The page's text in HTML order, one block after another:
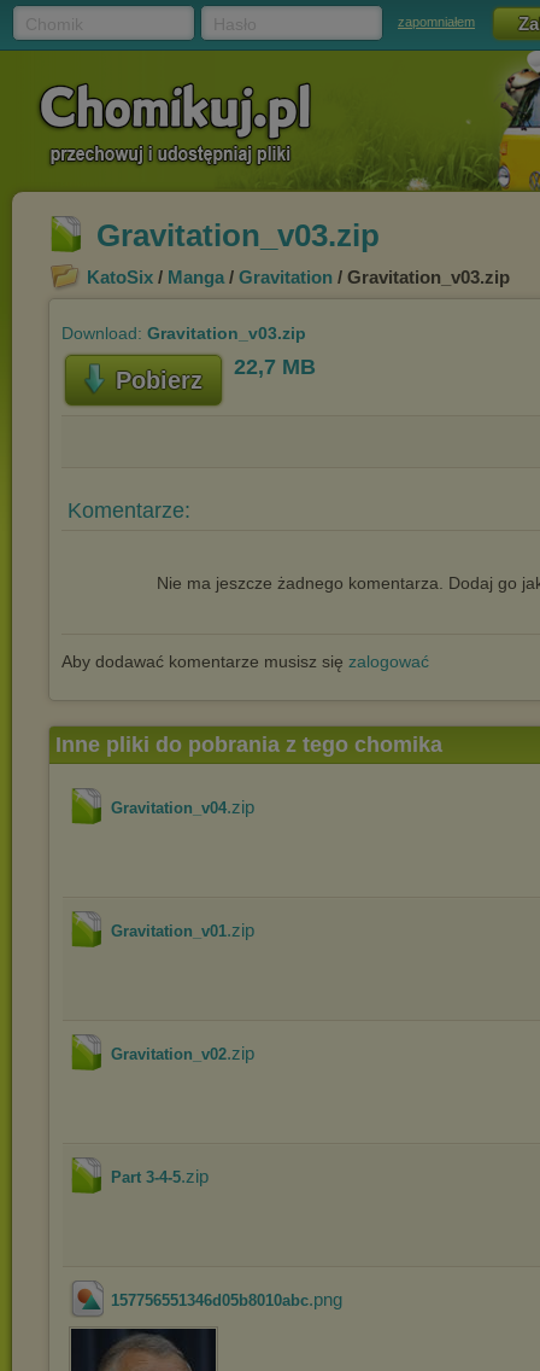
zapomniałem
Gravitation_v03.zip
KatoSix / Manga / Gravitation / Gravitation_v03.zip
Download: Gravitation_v03.zip
Pobierz 22,7 MB
Komentarze:
Nie ma jeszcze żadnego komentarza. Dodaj go
Aby dodawać komentarze musisz się zalogować
Inne pliki do pobrania z tego chomika
Gravitation_v04.zip
Gravitation_v01.zip
Gravitation_v02.zip
Part 3-4-5.zip
157756551346d05b8010abc.png